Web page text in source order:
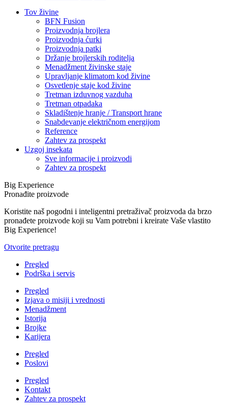
Tov živine
BFN Fusion
Proizvodnja brojlera
Proizvodnja ćurki
Proizvodnja patki
Držanje brojlerskih roditelja
Menadžment živinske staje
Upravljanje klimatom kod živine
Osvetlenje staje kod živine
Tretman izduvnog vazduha
Tretman otpadaka
Skladištenje hranje / Transport hrane
Snabdevanje električnom energijom
Reference
Zahtev za prospekt
Uzgoj insekata
Sve informacije i proizvodi
Zahtev za prospekt
Big Experience
Pronađite proizvode
Koristite naš pogodni i inteligentni pretraživač proizvoda da brzo
pronađete proizvode koji su Vam potrebni i kreirate Vaše vlastito
Big Experience!
Otvorite pretragu
Pregled
Podrška i servis
Pregled
Izjava o misiji i vrednosti
Menadžment
Istorija
Brojke
Karijera
Pregled
Poslovi
Pregled
Kontakt
Zahtev za prospekt